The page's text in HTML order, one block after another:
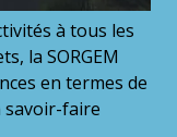
à tous les
la SORGEM
en termes de
savoir-faire